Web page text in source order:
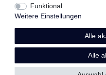
© Copyright 2026 |
Funktional
Weitere Einstellungen
Alle
Alle